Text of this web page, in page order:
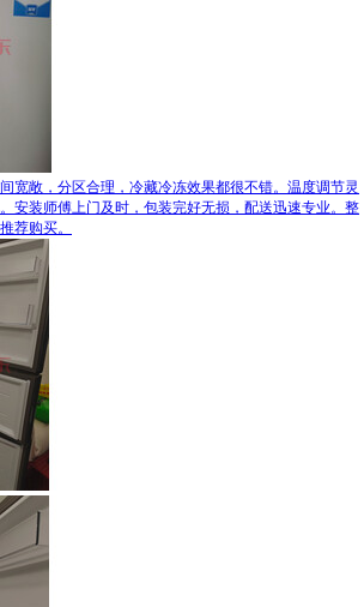
宽敞，分区合理，冷藏冷冻效果都很不错。温度调节灵
安装师傅上门及时，包装完好无损，配送迅速专业。整
荐购买。